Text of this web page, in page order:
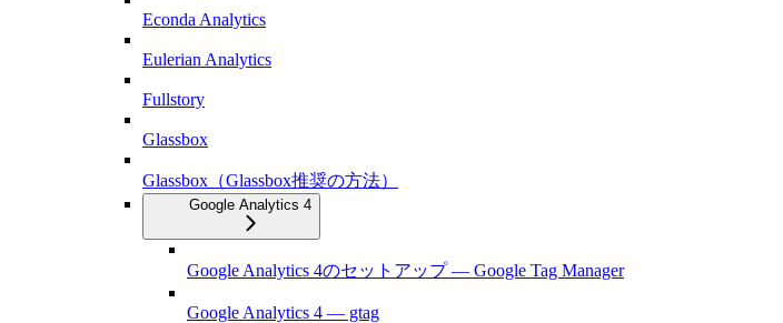
Econda Analytics
Eulerian Analytics
Fullstory
Glassbox
Glassbox（Glassbox推奨の方法）
Google Analytics 4
Google Analytics 4のセットアップ — Google Tag Manager
Google Analytics 4 — gtag